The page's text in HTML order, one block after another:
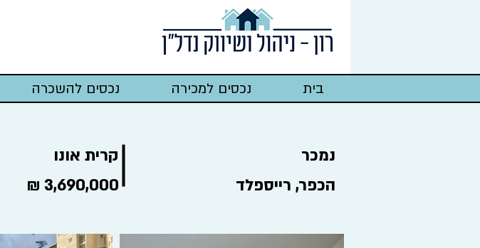
בית נכסים למכירה נכסים להשכרה
קרית אונו
נמכר
הכפר, רייספלד
3,690,000 ₪